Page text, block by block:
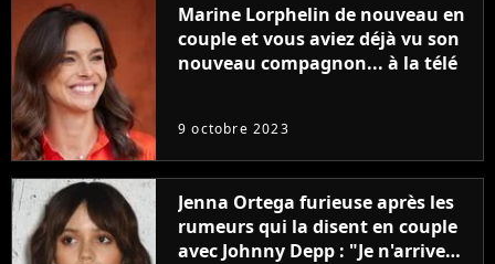
Marine Lorphelin de nouveau en
couple et vous aviez déjà vu son
nouveau compagnon... à la télé
9 octobre 2023
Jenna Ortega furieuse après les
rumeurs qui la disent en couple
avec Johnny Depp : "Je n'arrive